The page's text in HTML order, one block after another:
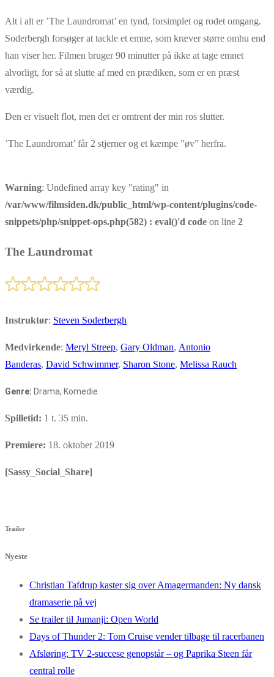
Alt i alt er ’The Laundromat’ en tynd, forsimplet og rodet omgang.
Soderbergh forsøger at tackle et emne, som kræver større omhu end
han viser her. Filmen bruger 90 minutter på ikke at tage emnet
alvorligt, for så at slutte af med en prædiken, som er en præst
værdig.
Den er visuelt flot, men det er omtrent der min ros slutter.
’The Laundromat’ får 2 stjerner og et kæmpe ”øv” herfra.
Warning: Undefined array key "rating" in
/var/www/filmsiden.dk/public_html/wp-content/plugins/code-
snippets/php/snippet-ops.php(582) : eval()'d code on line 2
The Laundromat
Instruktør: Steven Soderbergh
Medvirkende: Meryl Streep, Gary Oldman, Antonio
Banderas, David Schwimmer, Sharon Stone, Melissa Rauch
Genre: Drama, Komedie
Spilletid: 1 t. 35 min.
Premiere: 18. oktober 2019
[Sassy_Social_Share]
Trailer
Nyeste
Christian Tafdrup kaster sig over Amagermanden: Ny dansk
dramaserie på vej
Se trailer til Jumanji: Open World
Days of Thunder 2: Tom Cruise vender tilbage til racerbanen
Afsløring: TV 2-succese genopstår – og Paprika Steen får
central rolle